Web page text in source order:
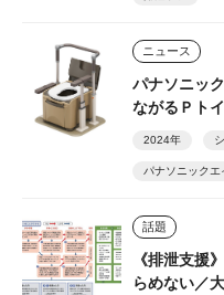
ニュース
パナソニッ
ながるＰト
2024年
パナソニックエ
話題
《排泄支援
らめない／